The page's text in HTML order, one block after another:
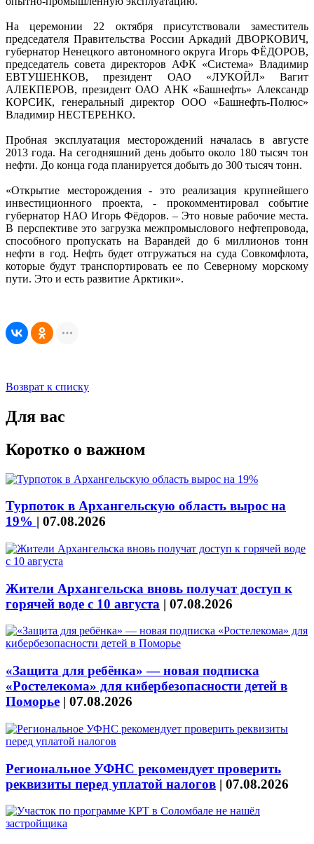
На церемонии 22 октября присутствовали заместитель
председателя Правительства России Аркадий ДВОРКОВИЧ,
губернатор Ненецкого автономного округа Игорь ФЁДОРОВ,
председатель совета директоров АФК «Система» Владимир
ЕВТУШЕНКОВ, президент ОАО «ЛУКОЙЛ» Вагит
АЛЕКПЕРОВ, президент ОАО АНК «Башнефть» Александр
КОРСИК, генеральный директор ООО «Башнефть-Полюс»
Владимир НЕСТЕРЕНКО.
Пробная эксплуатация месторождений началась в августе
2013 года. На сегодняшний день добыто около 180 тысяч тон
нефти. До конца года планируется добыть до 300 тысяч тонн.
«Открытие месторождения - это реализация крупнейшего
инвестиционного проекта, - прокомментировал событие
губернатор НАО Игорь Фёдоров. – Это новые рабочие места.
В перспективе это загрузка межпромыслового нефтепровода,
способного пропускать на Варандей до 6 миллионов тонн
нефти в год. Нефть будет отгружаться на суда Совкомфлота,
которые будут транспортировать ее по Северному морскому
пути. Это и есть развитие Арктики».
Возврат к списку
Для вас
Коротко о важном
Турпоток в Архангельскую область вырос на
19% | 07.08.2026
Жители Архангельска вновь получат доступ к
горячей воде с 10 августа | 07.08.2026
«Защита для ребёнка» — новая подписка
«Ростелекома» для кибербезопасности детей в
Поморье | 07.08.2026
Региональное УФНС рекомендует проверить
реквизиты перед уплатой налогов | 07.08.2026